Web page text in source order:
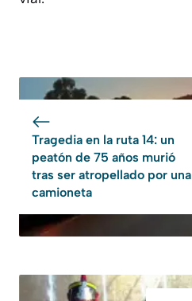
Tragedia en la ruta 14: un
peatón de 75 años murió
tras ser atropellado por una
camioneta